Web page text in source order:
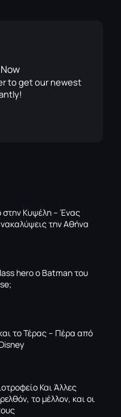
to get our newest
Κυψέλη – Ένας
την Αθήνα
hero ο Batman του
το Τέρας – Πέρα από
Και Άλλες
το μέλλον, και οι